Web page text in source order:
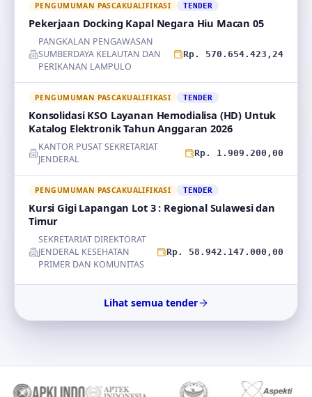
PENGUMUMAN PASCAKUALIFIKASI TENDER
Pekerjaan Docking Kapal Negara Hiu Macan 05
PANGKALAN PENGAWASAN
SUMBERDAYA KELAUTAN DAN
PERIKANAN LAMPULO
Rp. 570.654.423,24
PENGUMUMAN PASCAKUALIFIKASI TENDER
Konsolidasi KSO Layanan Hemodialisa (HD) Untuk
Katalog Elektronik Tahun Anggaran 2026
KANTOR PUSAT SEKRETARIAT
JENDERAL
Rp. 1.909.200,00
PENGUMUMAN PASCAKUALIFIKASI TENDER
Kursi Gigi Lapangan Lot 3 : Regional Sulawesi dan
Timur
SEKRETARIAT DIREKTORAT
JENDERAL KESEHATAN
PRIMER DAN KOMUNITAS
Rp. 58.942.147.000,00
Lihat semua tender